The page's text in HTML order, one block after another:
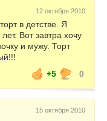
12 октября 2010
в детстве. Я
Вот завтра хочу
и мужу. Торт
+5
0
15 октября 2010